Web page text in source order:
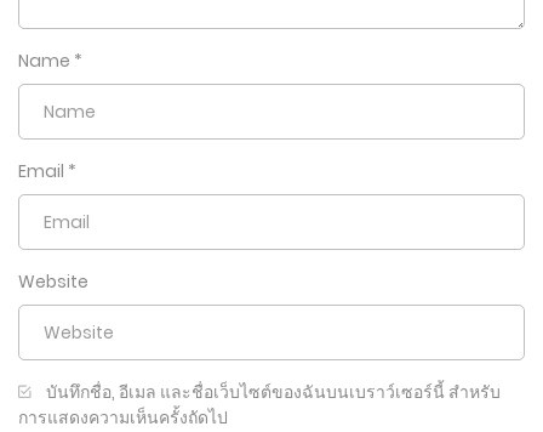
Name *
Email *
Website
บันทึกชื่อ, อีเมล และชื่อเว็บไซต์ของฉันบนเบราว์เซอร์นี้ สำหรับ
การแสดงความเห็นครั้งถัดไป